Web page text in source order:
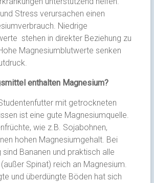
Stress verursachen einen
Niedrige
stehen in direkter Beziehung zu
Magnesiumblutwerte senken
enthalten Magnesium?
mit getrockneten
ist eine gute Magnesiumquelle.
wie z.B. Sojabohnen,
hohen Magnesiumgehalt. Bei
Bananen und praktisch alle
Spinat) reich an Magnesium.
und überdüngte Böden hat sich